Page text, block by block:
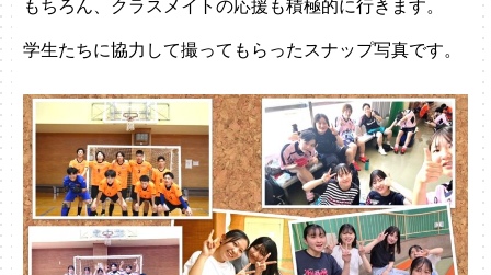
もちろん、クラスメイトの応援も積極的に行きます。
学生たちに協力して撮ってもらったスナップ写真です。